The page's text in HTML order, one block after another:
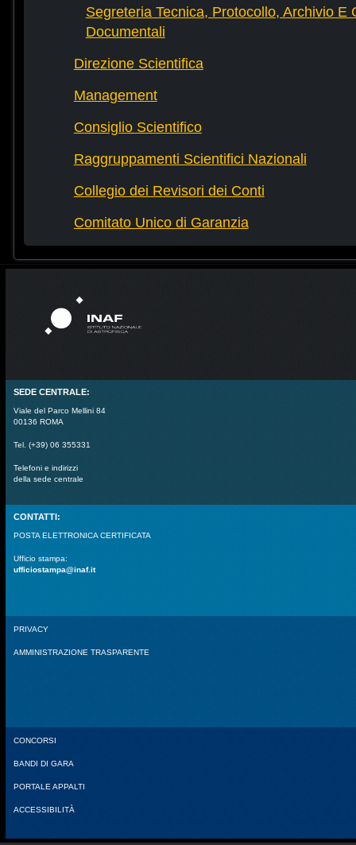
Segreteria Tecnica, Protocollo, Archivio E
Documentali
Direzione Scientifica
Management
Consiglio Scientifico
Raggruppamenti Scientifici Nazionali
Collegio dei Revisori dei Conti
Comitato Unico di Garanzia
SEDE CENTRALE:
Viale del Parco Mellini 84
00136 ROMA
Tel. (+39) 06 355331
Telefoni e indirizzi
della sede centrale
CONTATTI:
POSTA ELETTRONICA CERTIFICATA
Ufficio stampa:
ufficiostampa@inaf.it
PRIVACY
AMMINISTRAZIONE TRASPARENTE
CONCORSI
BANDI DI GARA
PORTALE APPALTI
ACCESSIBILITÀ